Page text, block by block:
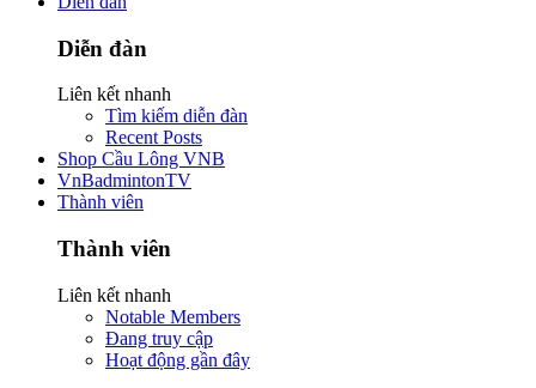
Diễn đàn
Liên kết nhanh
Tìm kiếm diễn đàn
Recent Posts
Shop Cầu Lông VNB
VnBadmintonTV
Thành viên
Thành viên
Liên kết nhanh
Notable Members
Đang truy cập
Hoạt động gần đây